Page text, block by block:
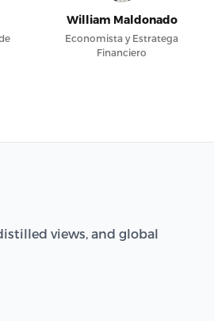
William Maldonado
Economista y Estratega
Financiero
views, and global